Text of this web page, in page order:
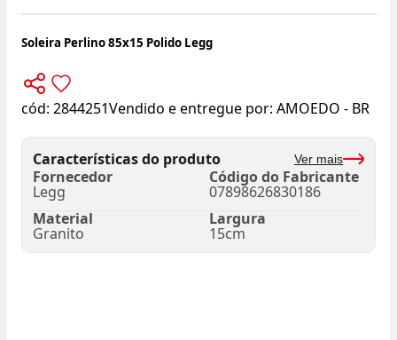
Soleira Perlino 85x15 Polido Legg
cód: 2844251Vendido e entregue por: AMOEDO - BR
Características do produto Ver mais
Fornecedor
Legg
Código do Fabricante
07898626830186
Material
Granito
Largura
15cm